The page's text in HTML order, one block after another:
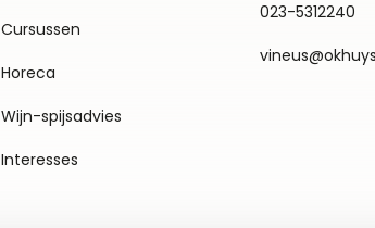
Cursussen
Horeca
Wijn-spijsadvies
Interesses
023-5312240